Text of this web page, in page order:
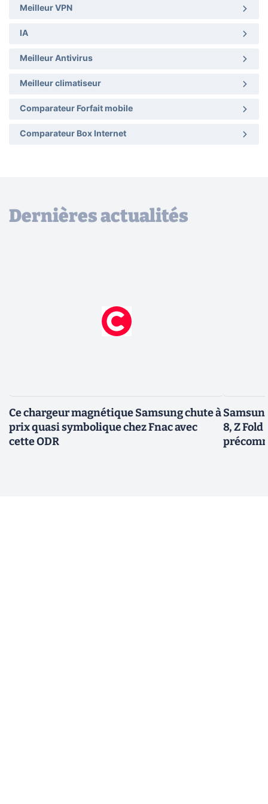
Meilleur VPN
IA
Meilleur Antivirus
Meilleur climatiseur
Comparateur Forfait mobile
Comparateur Box Internet
Dernières actualités
Ce chargeur magnétique Samsung chute à
prix quasi symbolique chez Fnac avec
cette ODR
8, Z Fold